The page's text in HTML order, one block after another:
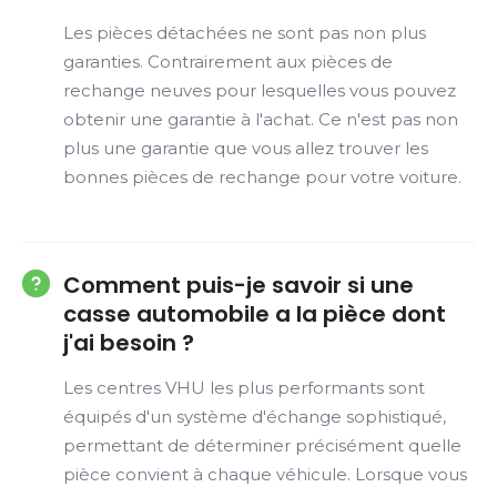
Les pièces détachées ne sont pas non plus
garanties. Contrairement aux pièces de
rechange neuves pour lesquelles vous pouvez
obtenir une garantie à l'achat. Ce n'est pas non
plus une garantie que vous allez trouver les
bonnes pièces de rechange pour votre voiture.
Comment puis-je savoir si une
casse automobile a la pièce dont
j'ai besoin ?
Les centres VHU les plus performants sont
équipés d'un système d'échange sophistiqué,
permettant de déterminer précisément quelle
pièce convient à chaque véhicule. Lorsque vous